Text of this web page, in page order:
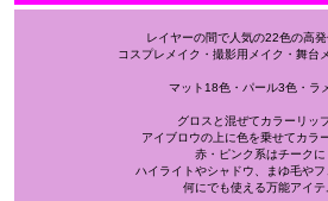
レイヤーの間で人気の22色の高発
コスプレメイク・撮影用メイク・舞台
マット18色・パール3色・ラ
グロスと混ぜてカラーリッ
アイブロウの上に色を乗せてカラ
赤・ピンク系はチークに
ハイライトやシャドウ、まゆ毛やフ
何にでも使える万能アイテ